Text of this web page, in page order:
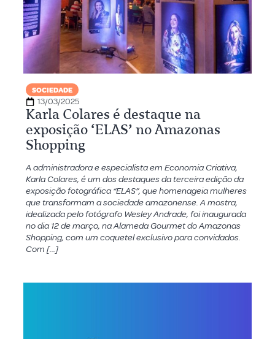
SOCIEDADE
13/03/2025
Karla Colares é destaque na
exposição ‘ELAS’ no Amazonas
Shopping
A administradora e especialista em Economia Criativa,
Karla Colares, é um dos destaques da terceira edição da
exposição fotográfica “ELAS”, que homenageia mulheres
que transformam a sociedade amazonense. A mostra,
idealizada pelo fotógrafo Wesley Andrade, foi inaugurada
no dia 12 de março, na Alameda Gourmet do Amazonas
Shopping, com um coquetel exclusivo para convidados.
Com […]